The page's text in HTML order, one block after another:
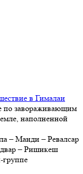
в Гималаи
по завораживающим
наполненной
– Манди – Ревалсар
– Ришикеш